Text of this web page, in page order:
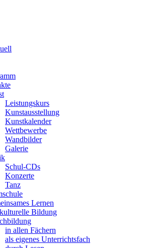
Leistungskurs
Kunstausstellung
Kunstkalender
Wettbewerbe
Wandbilder
Galerie
Schul-CDs
Konzerte
Tanz
Lernen
Bildung
in allen Fächern
als eigenes Unterrichtsfach